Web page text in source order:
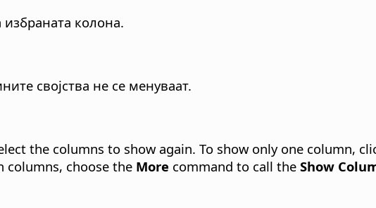
избраната колона.
својства не се менуваат.
the columns to show again. To show only one column,
columns, choose the More command to call the Show